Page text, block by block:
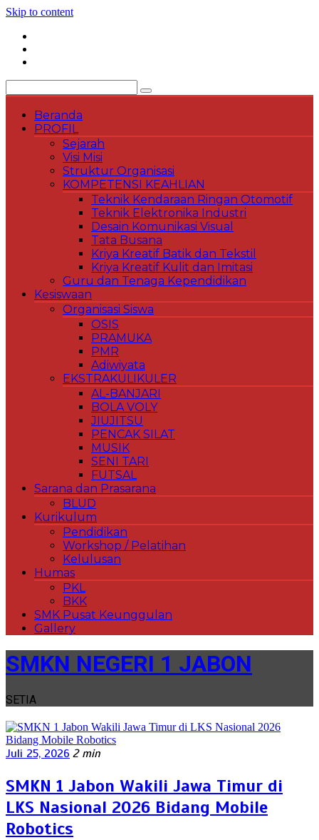
Skip to content
Beranda
PROFIL
Sejarah
Visi Misi
Struktur Organisasi
KOMPETENSI KEAHLIAN
Teknik Kendaraan Ringan Otomotif
Teknik Elektronika Industri
Desain Komunikasi Visual
Tata Busana
Kriya Kreatif Batik dan Tekstil
Kriya Kreatif Kulit dan Imitasi
Guru dan Tenaga Kependidikan
Kesiswaan
Organisasi Siswa
OSIS
PRAMUKA
PMR
Adiwiyata
EKSTRAKULIKULER
AL-BANJARI
BOLA VOLY
JIUJITSU
PENCAK SILAT
MUSIK
SENI TARI
FUTSAL
Sarana dan Prasarana
BLUD
Kurikulum
Pendidikan
Workshop / Pelatihan
Kelulusan
Humas
PKL
BKK
SMK Pusat Keunggulan
Gallery
SMKN NEGERI 1 JABON
SETIA
Juli 25, 2026 2 min
SMKN 1 Jabon Wakili Jawa Timur di
LKS Nasional 2026 Bidang Mobile
Robotics